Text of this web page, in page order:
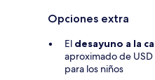
Opciones extra
El desayuno a la
aproximado de
para los niños